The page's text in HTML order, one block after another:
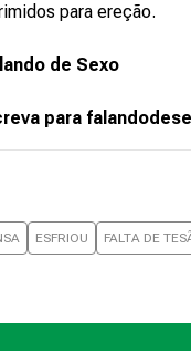
para ereção.
de Sexo
para
ESFRIOU FALTA DE